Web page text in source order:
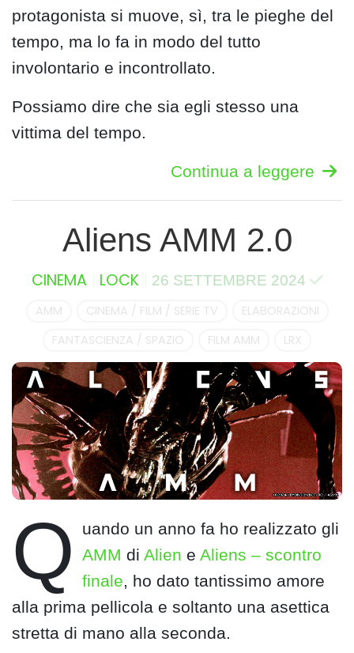
protagonista si muove, sì, tra le pieghe del
tempo, ma lo fa in modo del tutto
involontario e incontrollato.
Possiamo dire che sia egli stesso una
vittima del tempo.
Continua a leggere
Aliens AMM 2.0
CINEMA LOCK 26 SETTEMBRE 2024
AMM CINEMA / FILM / SERIE TV
ELABORAZIONI
FANTASCIENZA / SPAZIO
FILM AMM LRX
Q
uando un anno fa ho realizzato gli
AMM diAlien eAliens – scontro
finale, ho dato tantissimo amore
alla prima pellicola e soltanto una asettica
stretta di mano alla seconda.